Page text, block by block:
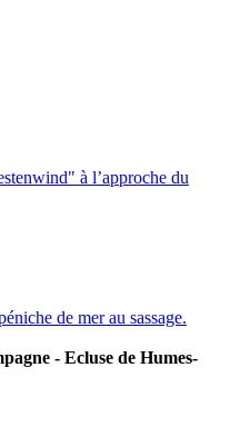
à l’approche du
de mer au sassage.
- Ecluse de Humes-